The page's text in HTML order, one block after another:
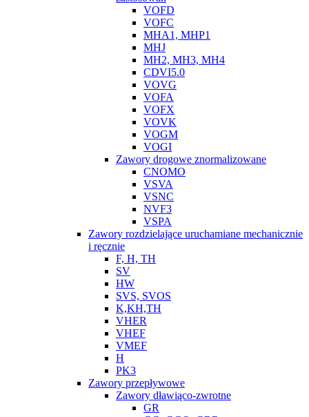
VOFD
VOFC
MHA1, MHP1
MHJ
MH2, MH3, MH4
CDVI5.0
VOVG
VOFA
VOFX
VOVK
VOGM
VOGI
Zawory drogowe znormalizowane
CNOMO
VSVA
VSNC
NVF3
VSPA
Zawory rozdzielające uruchamiane mechanicznie
i ręcznie
F, H, TH
SV
HW
SVS, SVOS
K,KH,TH
VHER
VHEF
VMEF
H
PK3
Zawory przepływowe
Zawory dławiąco-zwrotne
GR